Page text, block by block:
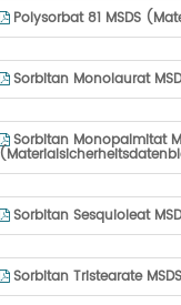
Polysorbat 81 MSDS
Sorbitan Monolaurat
Sorbitan Monopalmitat
Sorbitan Sesquioleat
Sorbitan Tristearate